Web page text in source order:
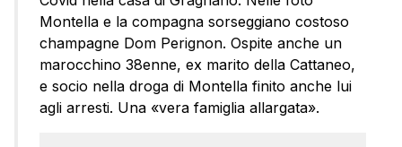
Montella e la compagna sorseggiano costoso
champagne Dom Perignon. Ospite anche un
marocchino 38enne, ex marito della Cattaneo,
e socio nella droga di Montella finito anche lui
agli arresti. Una «vera famiglia allargata».